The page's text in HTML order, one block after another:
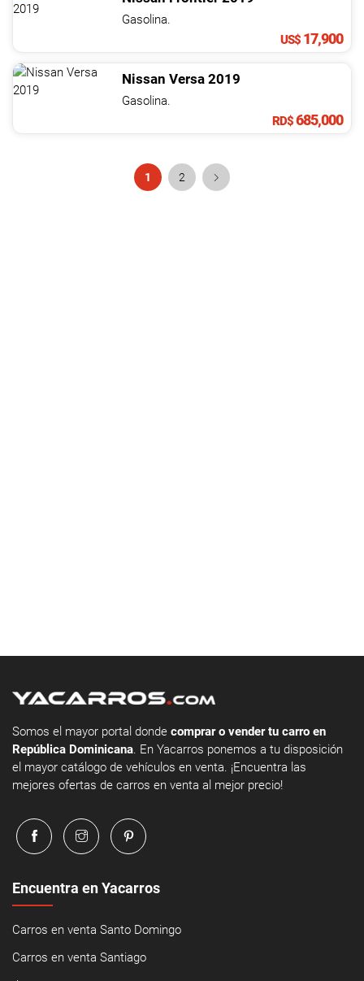
Gasolina.
US$ 17,900
Nissan Versa 2019
Gasolina.
RD$685,000
1 2
Somos el mayor portal donde comprar o vender tu carro en
República Dominicana. En Yacarros ponemos a tu disposición
el mayor catálogo de vehículos en venta. ¡Encuentra las
mejores ofertas de carros en venta al mejor precio!
Encuentra en Yacarros
Carros en venta Santo Domingo
Carros en venta Santiago